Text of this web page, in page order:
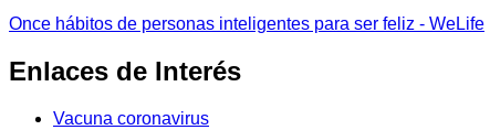
Once hábitos de personas inteligentes para ser feliz - WeLife
Enlaces de Interés
Vacuna coronavirus